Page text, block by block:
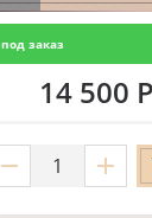
под заказ
14 500